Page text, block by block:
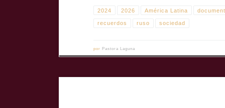
2024 2026 América Latina
recuerdos ruso sociedad
porPastora Laguna